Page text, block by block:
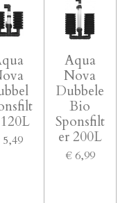
Aqua
Nova
Dubbele
Bio
Sponsfilt
er 200L
€ 6,99